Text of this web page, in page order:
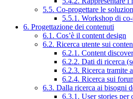
5.5. Co-progettare le
5.5.1. Workshop di
6. Progettazione dei contenuti
6.1. Cos’è il content design
6.2. Ricerca utente sui
6.2.1. Content
6.2.2. Dati di ricerca
6.2.3. Ricerca tramite
6.2.4. Ricerca sui
6.3. Dalla ricerca ai bisogni
6.3.1. User stories per